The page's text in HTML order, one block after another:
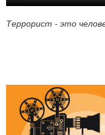
Террорист - это